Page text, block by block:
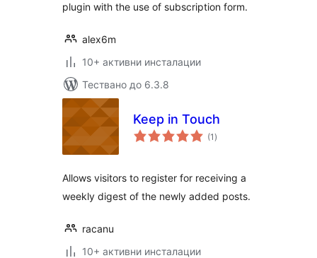
plugin with the use of subscription form.
alex6m
10+ активни инсталации
Тествано до 6.3.8
Keep in Touch
(1 общо
оценки
)
Allows visitors to register for receiving a
weekly digest of the newly added posts.
racanu
10+ активни инсталации